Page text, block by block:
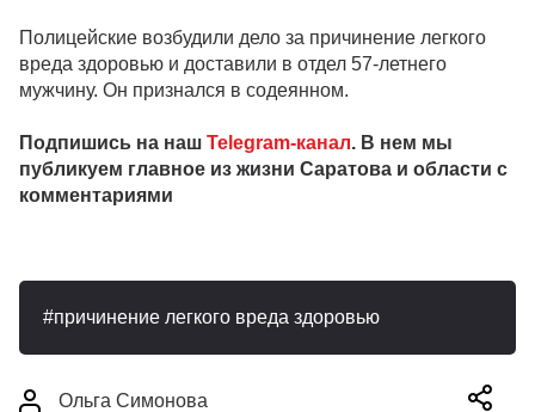
Полицейские возбудили дело за причинение легкого
вреда здоровью и доставили в отдел 57-летнего
мужчину. Он признался в содеянном.
Подпишись на наш Telegram-канал. В нем мы
публикуем главное из жизни Саратова и области с
комментариями
причинение легкого вреда здоровью
Ольга Симонова